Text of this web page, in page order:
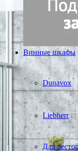
Винные шкафы
Dunavox
Liebherr
Для